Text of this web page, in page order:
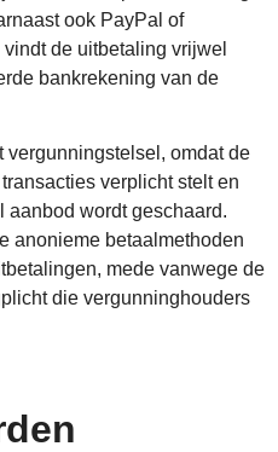
ook PayPal of
de uitbetaling vrijwel
bankrekening van de
omdat de
verplicht stelt en
aanbod wordt geschaard.
anonieme betaalmethoden
mede vanwege de
die vergunninghouders